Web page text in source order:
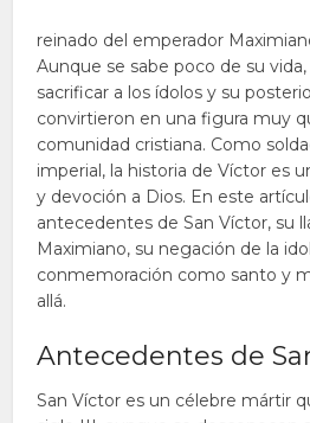
reinado del emperador
Aunque se sabe poco de su
sacrificar a los ídolos y su
convirtieron en una figura muy
comunidad cristiana. Como
imperial, la historia de Víctor es
y devoción a Dios. En este
antecedentes de San Víctor, su
Maximiano, su negación de la
conmemoración como santo y
allá.
Antecedentes de
San Víctor es un célebre mártir